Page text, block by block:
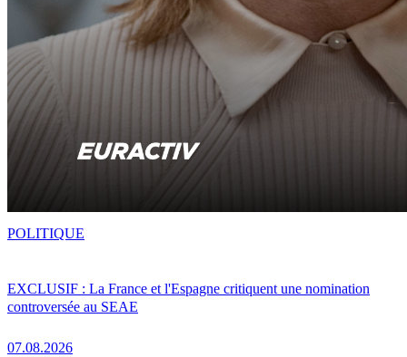
EXCLUSIF : La France et l'Espagne critiquent une nomination
controversée au SEAE
07.08.2026
POLITIQUE